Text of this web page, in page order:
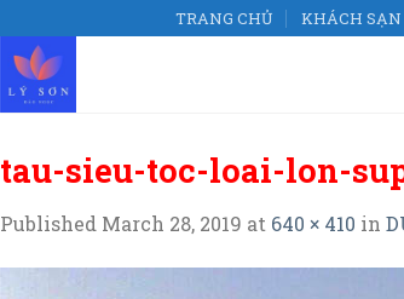
TRANG CHỦ KHÁCH SẠN
tau-sieu-toc-loai-lon-
Published March 28, 2019 at 640 × 410 in